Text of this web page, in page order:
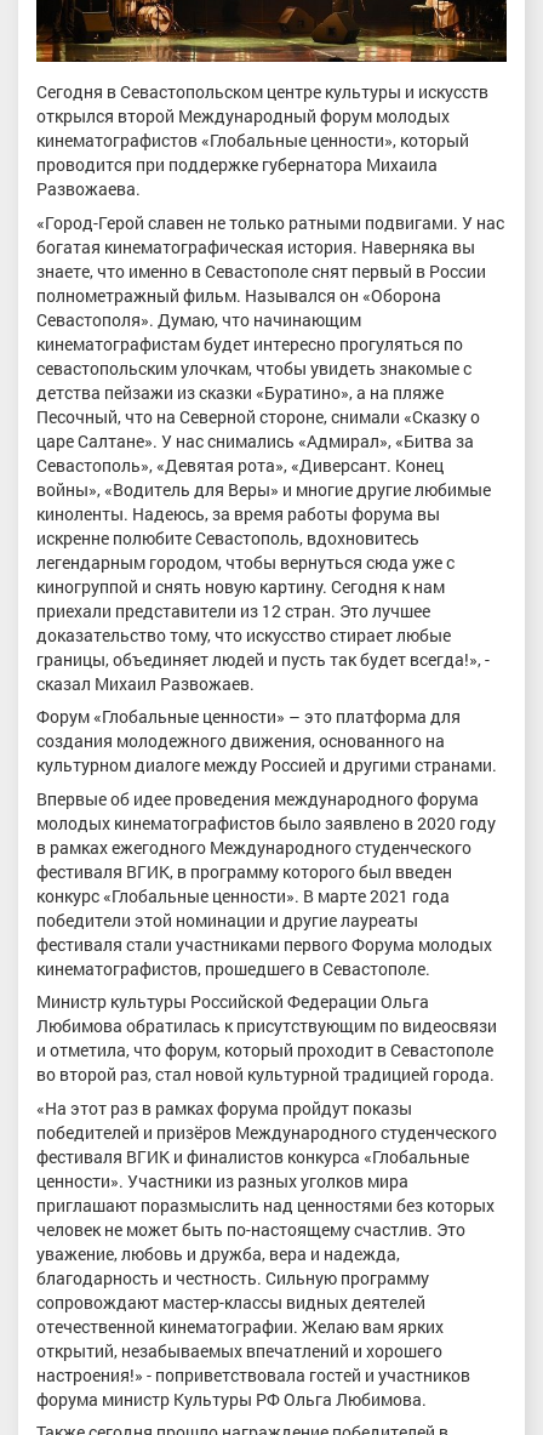
Сегодня в Севастопольском центре культуры и искусств
открылся второй Международный форум молодых
кинематографистов «Глобальные ценности», который
проводится при поддержке губернатора Михаила
Развожаева.
«Город-Герой славен не только ратными подвигами. У нас
богатая кинематографическая история. Наверняка вы
знаете, что именно в Севастополе снят первый в России
полнометражный фильм. Назывался он «Оборона
Севастополя». Думаю, что начинающим
кинематографистам будет интересно прогуляться по
севастопольским улочкам, чтобы увидеть знакомые с
детства пейзажи из сказки «Буратино», а на пляже
Песочный, что на Северной стороне, снимали «Сказку о
царе Салтане». У нас снимались «Адмирал», «Битва за
Севастополь», «Девятая рота», «Диверсант. Конец
войны», «Водитель для Веры» и многие другие любимые
киноленты. Надеюсь, за время работы форума вы
искренне полюбите Севастополь, вдохновитесь
легендарным городом, чтобы вернуться сюда уже с
киногруппой и снять новую картину. Сегодня к нам
приехали представители из 12 стран. Это лучшее
доказательство тому, что искусство стирает любые
границы, объединяет людей и пусть так будет всегда!», -
сказал Михаил Развожаев.
Форум «Глобальные ценности» – это платформа для
создания молодежного движения, основанного на
культурном диалоге между Россией и другими странами.
Впервые об идее проведения международного форума
молодых кинематографистов было заявлено в 2020 году
в рамках ежегодного Международного студенческого
фестиваля ВГИК, в программу которого был введен
конкурс «Глобальные ценности». В марте 2021 года
победители этой номинации и другие лауреаты
фестиваля стали участниками первого Форума молодых
кинематографистов, прошедшего в Севастополе.
Министр культуры Российской Федерации Ольга
Любимова обратилась к присутствующим по видеосвязи
и отметила, что форум, который проходит в Севастополе
во второй раз, стал новой культурной традицией города.
«На этот раз в рамках форума пройдут показы
победителей и призёров Международного студенческого
фестиваля ВГИК и финалистов конкурса «Глобальные
ценности». Участники из разных уголков мира
приглашают поразмыслить над ценностями без которых
человек не может быть по-настоящему счастлив. Это
уважение, любовь и дружба, вера и надежда,
благодарность и честность. Сильную программу
сопровождают мастер-классы видных деятелей
отечественной кинематографии. Желаю вам ярких
открытий, незабываемых впечатлений и хорошего
настроения!» - поприветствовала гостей и участников
форума министр Культуры РФ Ольга Любимова.